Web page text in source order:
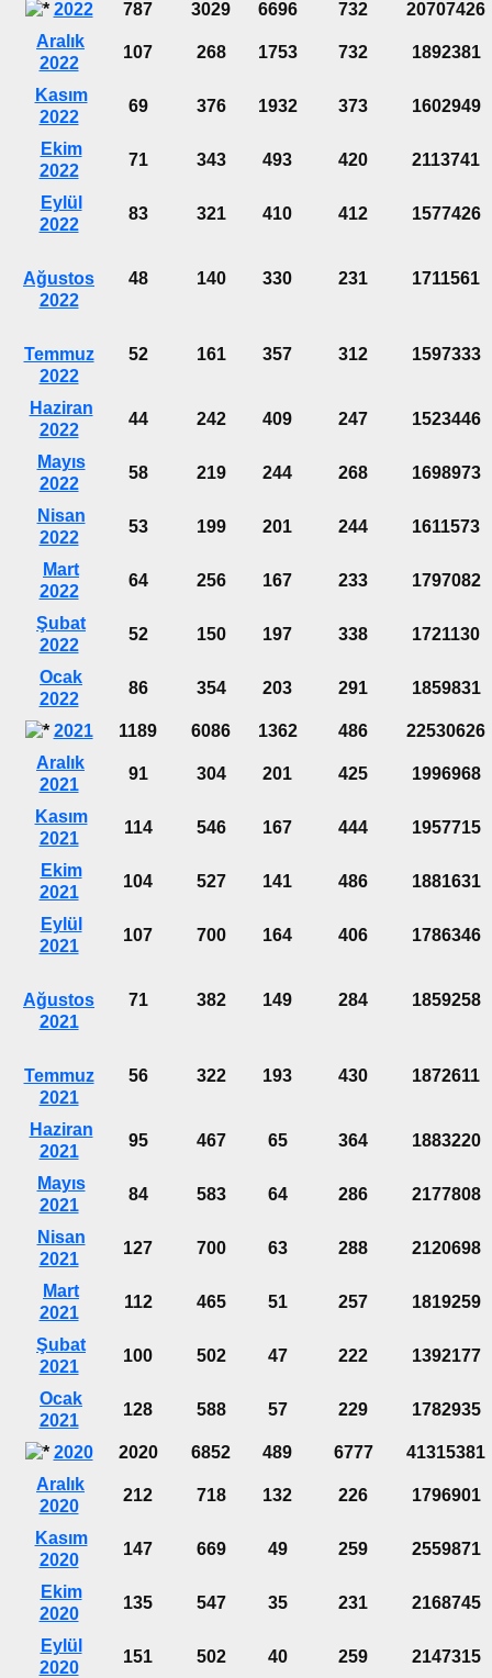
2022 787 3029 6696 732
20707426
Aralık
2022
107 268 1753 732 1892381
Kasım
2022
69 376 1932 373 1602949
Ekim
2022
71 343 493 420 2113741
Eylül
2022
83 321 410 412 1577426
Ağustos
2022
48 140 330 231 1711561
Temmuz
2022
52 161 357 312 1597333
Haziran
2022
44 242 409 247 1523446
Mayıs
2022
58 219 244 268 1698973
Nisan
2022
53 199 201 244 1611573
Mart
2022
64 256 167 233 1797082
Şubat
2022
52 150 197 338 1721130
Ocak
2022
86 354 203 291 1859831
2021 1189 6086 1362 486
22530626
Aralık
2021
91 304 201 425 1996968
Kasım
2021
114 546 167 444 1957715
Ekim
2021
104 527 141 486 1881631
Eylül
2021
107 700 164 406 1786346
Ağustos
2021
71 382 149 284 1859258
Temmuz
2021
56 322 193 430 1872611
Haziran
2021
95 467 65 364 1883220
Mayıs
2021
84 583 64 286 2177808
Nisan
2021
127 700 63 288 2120698
Mart
2021
112 465 51 257 1819259
Şubat
2021
100 502 47 222 1392177
Ocak
2021
128 588 57 229 1782935
2020 2020 6852 489 6777
41315381
Aralık
2020
212 718 132 226 1796901
Kasım
2020
147 669 49 259 2559871
Ekim
2020
135 547 35 231 2168745
Eylül
2020
151 502 40 259 2147315